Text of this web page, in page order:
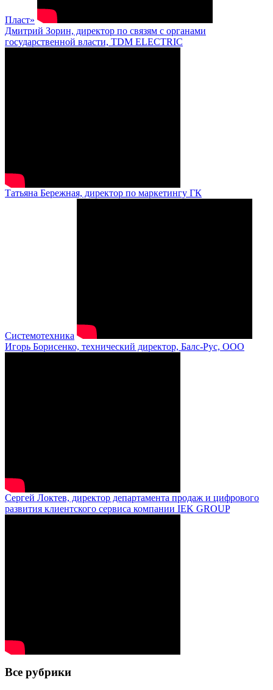
Пласт»
Дмитрий Зорин, директор по связям с органами
государственной власти, TDM ELECTRIC
Татьяна Бережная, директор по маркетингу ГК
Системотехника
Игорь Борисенко, технический директор, Балс-Рус, ООО
Сергей Локтев, директор департамента продаж и цифрового
развития клиентского сервиса компании IEK GROUP
Все рубрики